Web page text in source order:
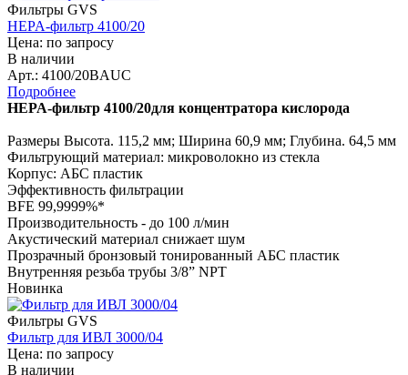
Фильтры GVS
HEPA-фильтр 4100/20
Цена: по запросу
В наличии
Арт.: 4100/20BAUC
Подробнее
HEPA-фильтр 4100/20для концентратора кислорода
Размеры Высота. 115,2 мм; Ширина 60,9 мм; Глубина. 64,5 мм
Фильтрующий материал: микроволокно из стекла
Корпус: АБС пластик
Эффективность фильтрации
BFE 99,9999%*
Производительность - до 100 л/мин
Акустический материал снижает шум
Прозрачный бронзовый тонированный АБС пластик
Внутренняя резьба трубы 3/8” NPT
Новинка
Фильтры GVS
Фильтр для ИВЛ 3000/04
Цена: по запросу
В наличии